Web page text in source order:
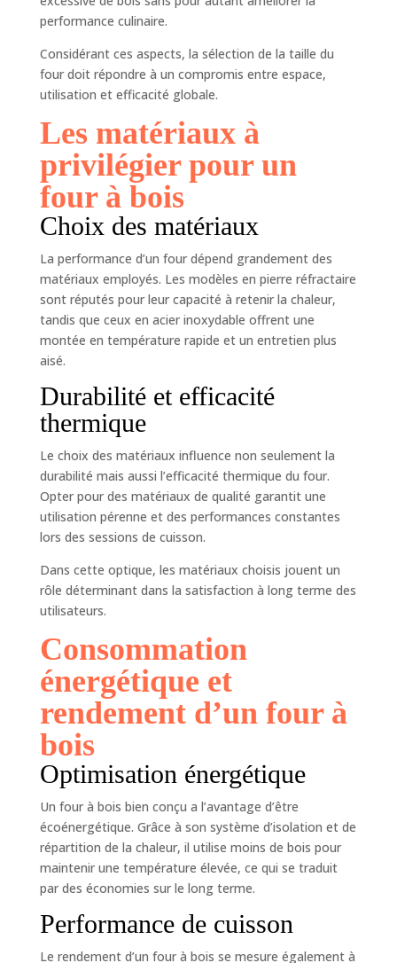
performance culinaire.
Considérant ces aspects, la sélection de la taille du
four doit répondre à un compromis entre espace,
utilisation et efficacité globale.
Les matériaux à
privilégier pour un
four à bois
Choix des matériaux
La performance d’un four dépend grandement des
matériaux employés. Les modèles en pierre réfractaire
sont réputés pour leur capacité à retenir la chaleur,
tandis que ceux en acier inoxydable offrent une
montée en température rapide et un entretien plus
aisé.
Durabilité et efficacité
thermique
Le choix des matériaux influence non seulement la
durabilité mais aussi l’efficacité thermique du four.
Opter pour des matériaux de qualité garantit une
utilisation pérenne et des performances constantes
lors des sessions de cuisson.
Dans cette optique, les matériaux choisis jouent un
rôle déterminant dans la satisfaction à long terme des
utilisateurs.
Consommation
énergétique et
rendement d’un four à
bois
Optimisation énergétique
Un four à bois bien conçu a l’avantage d’être
écoénergétique. Grâce à son système d’isolation et de
répartition de la chaleur, il utilise moins de bois pour
maintenir une température élevée, ce qui se traduit
par des économies sur le long terme.
Performance de cuisson
Le rendement d’un four à bois se mesure également à